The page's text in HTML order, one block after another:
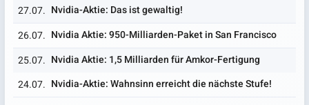
27.07. Nvidia-Aktie: Das ist gewaltig!
26.07. Nvidia Aktie: 950-Milliarden-Paket in San Francisco
25.07. Nvidia Aktie: 1,5 Milliarden für Amkor-Fertigung
24.07. Nvidia-Aktie: Wahnsinn erreicht die nächste Stufe!